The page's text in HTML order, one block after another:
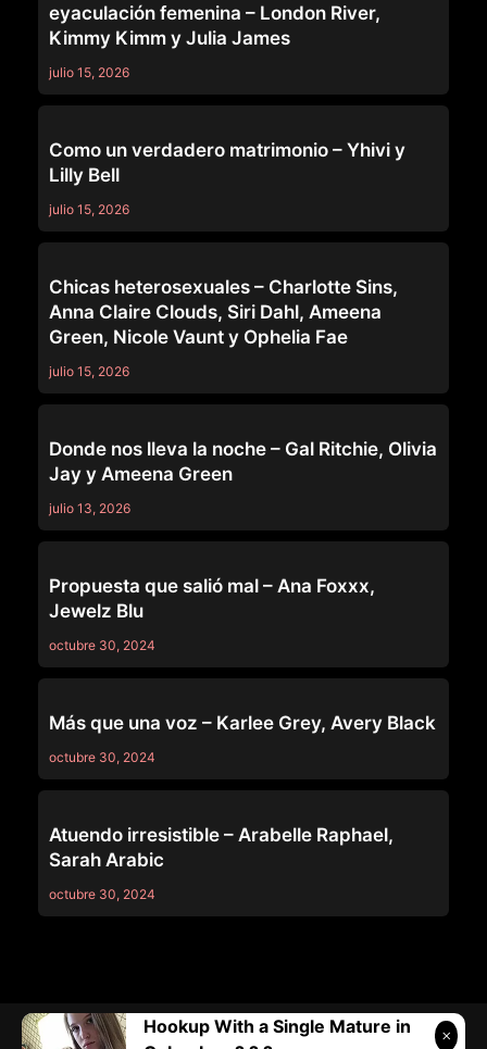
Hookup With a Single Mature in
eyaculación femenina – London River,
Kimmy Kimm y Julia James
julio 15, 2026
Como un verdadero matrimonio – Yhivi y
Lilly Bell
julio 15, 2026
Chicas heterosexuales – Charlotte Sins,
Anna Claire Clouds, Siri Dahl, Ameena
Green, Nicole Vaunt y Ophelia Fae
julio 15, 2026
Donde nos lleva la noche – Gal Ritchie, Olivia
Jay y Ameena Green
julio 13, 2026
Propuesta que salió mal – Ana Foxxx,
Jewelz Blu
octubre 30, 2024
Más que una voz – Karlee Grey, Avery Black
octubre 30, 2024
Atuendo irresistible – Arabelle Raphael,
Sarah Arabic
octubre 30, 2024
Telegram: @vicivi3• Twitter: @subcolombia1• Correo: